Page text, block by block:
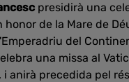
presidirà una
de la Mare de
del
una missa al
anirà precedida pel